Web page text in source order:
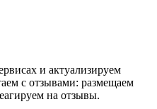
и актуализируем
с отзывами: размещаем
на отзывы.